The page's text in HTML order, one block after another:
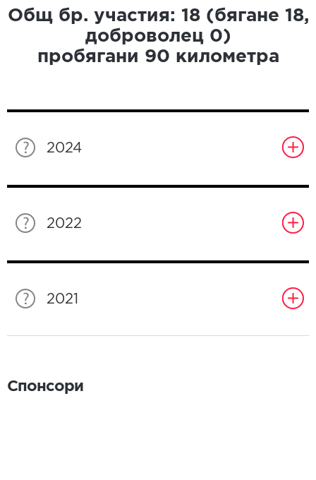
Общ бр. участия: 18(бягане 18,
доброволец 0)
пробягани 90 километра
2024
2022
2021
Спонсори